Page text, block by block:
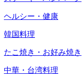
ヘルシー・健康
韓国料理
たこ焼き・お好み焼き
中華・台湾料理